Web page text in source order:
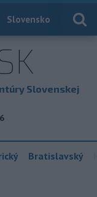
Slovensko
Slovenskej
Bratislavský